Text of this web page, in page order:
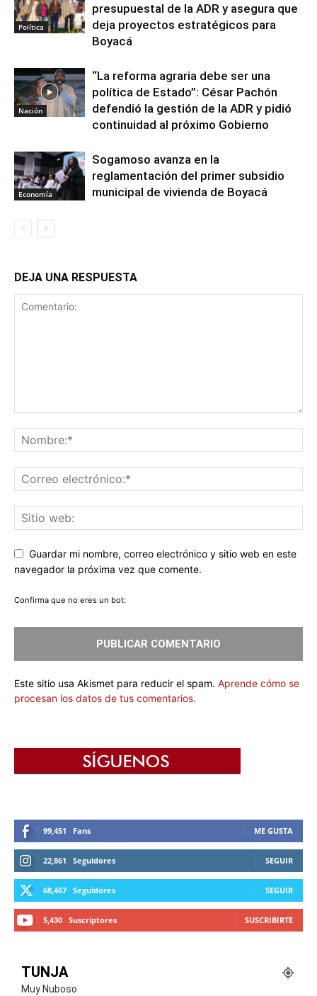
Política
presupuestal de la ADR y asegura que
deja proyectos estratégicos para
Boyacá
Nación
“La reforma agraria debe ser una
política de Estado”: César Pachón
defendió la gestión de la ADR y pidió
continuidad al próximo Gobierno
Economía
Sogamoso avanza en la
reglamentación del primer subsidio
municipal de vivienda de Boyacá
DEJA UNA RESPUESTA
Guardar mi nombre, correo electrónico y sitio web en este
navegador la próxima vez que comente.
Confirma que no eres un bot:
Este sitio usa Akismet para reducir el spam. Aprende cómo se
procesan los datos de tus comentarios.
99,451 Fans ME GUSTA
22,861 Seguidores SEGUIR
68,467 Seguidores SEGUIR
5,430 Suscriptores SUSCRIBIRTE
TUNJA
Muy Nuboso